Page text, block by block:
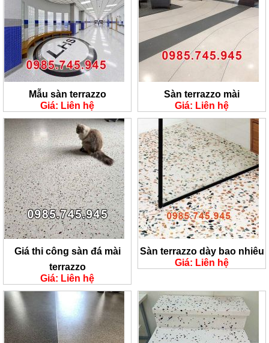
Mẫu sàn terrazzo
Giá: Liên hệ
Sàn terrazzo mài
Giá: Liên hệ
Giá thi công sàn đá mài
terrazzo
Giá: Liên hệ
Sàn terrazzo dày bao nhiêu
Giá: Liên hệ